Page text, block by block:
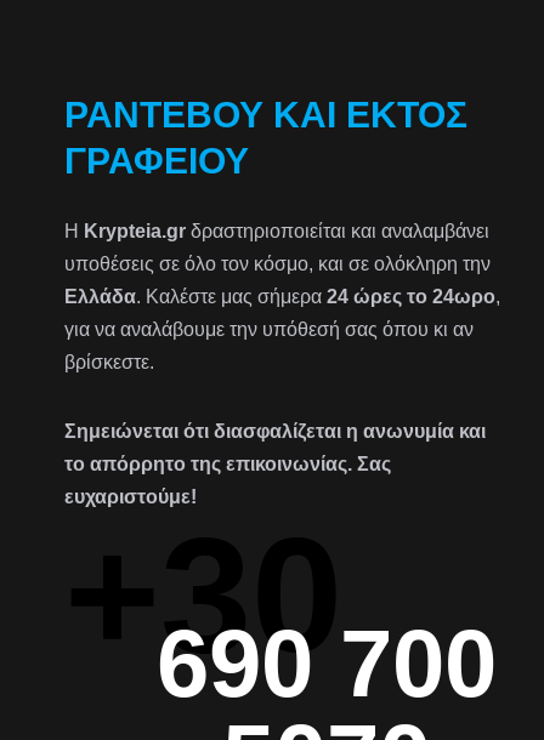
ΡΑΝΤΕΒΟΎ ΚΑΙ ΕΚΤΌΣ
ΓΡΑΦΕΊΟΥ
Η Krypteia.gr δραστηριοποιείται και αναλαμβάνει
υποθέσεις σε όλο τον κόσμο, και σε ολόκληρη την
Ελλάδα. Καλέστε μας σήμερα24 ώρες το 24ωρο,
για να αναλάβουμε την υπόθεσή σας όπου κι αν
βρίσκεστε.
Σημειώνεται ότι διασφαλίζεται η ανωνυμία και
το απόρρητο της επικοινωνίας. Σας
ευχαριστούμε!
+30
690 700